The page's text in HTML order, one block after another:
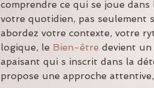
comprendre ce qui se joue
votre quotidien, pas seulement
abordez votre contexte, votre
logique, le Bien-être devient un
apaisant qui s inscrit dans la
propose une approche